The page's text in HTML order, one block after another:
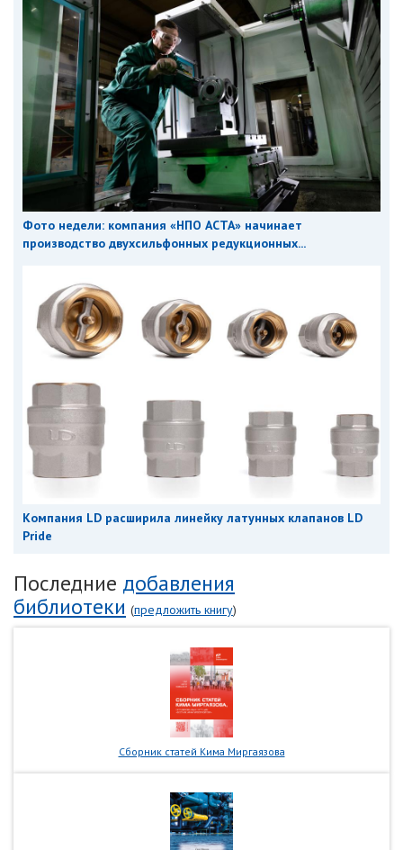
Фото недели: компания «НПО АСТА» начинает
производство двухсильфонных редукционных...
Компания LD расширила линейку латунных клапанов LD
Pride
Последние добавления
библиотеки (предложить книгу)
Сборник статей Кима Миргаязова